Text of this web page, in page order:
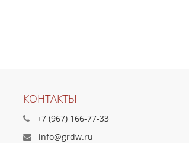
КОНТАКТЫ
+7 (967) 166-77-33
info@grdw.ru